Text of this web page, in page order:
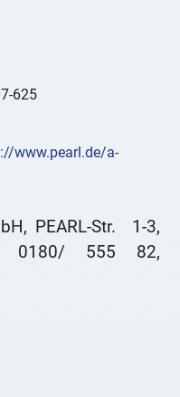
625
www.pearl.de/a-
PEARL-Str. 1-3,
0180/ 555 82,